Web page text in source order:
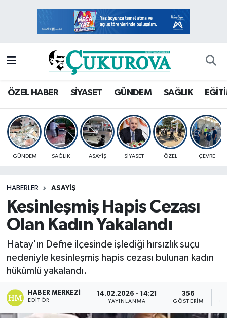
ÖZEL HABER SİYASET GÜNDEM SAĞLIK
GÜNDEM SAĞLIK ASAYİŞ SİYASET ÖZEL ÇEVRE
HABERLER ASAYİŞ
Kesinleşmiş Hapis Cezası
Olan Kadın Yakalandı
Hatay'ın Defne ilçesinde işlediği hırsızlık suçu
nedeniyle kesinleşmiş hapis cezası bulunan kadın
hükümlü yakalandı.
HABER MERKEZI
EDITÖR
14.02.2026 - 14:21
YAYINLANMA
356
GÖSTERIM
Mersin Hava Durumu
Mersin Namaz Vakitleri
Mersin Trafik Yoğunluk Haritası
Süper Lig Puan Durumu ve Fikstür
Son Dakika Haberleri
Haber Arşivi